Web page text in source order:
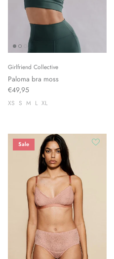
Girlfriend Collective
Paloma bra moss
€49,95
XS S M L XL
Sale